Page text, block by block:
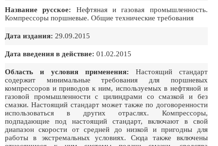
Название русское: Нефтяная и газовая промышленность.
Компрессоры поршневые. Общие технические требования
Дата издания: 29.09.2015
Дата введения в действие: 01.02.2015
Область и условия применения: Настоящий стандарт
содержит минимальные требования для поршневых
компрессоров и приводов к ним, используемых в нефтяной и
газовой промышленности с цилиндрами со смазкой и без
смазки. Настоящий стандарт может также по договоренности
использоваться в других отраслях. Компрессоры,
подпадающие под настоящий стандарт, включают в свой
диапазон скорости от средней до низкой и пригодны для
работы в экстремальных условиях. Сюда также включены